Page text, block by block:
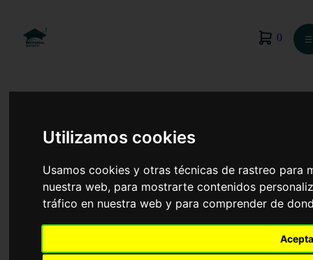
Utilizamos cookies
Usamos cookies y otras técnicas de rastreo para
nuestra web, para mostrarte contenidos
tráfico en nuestra web y para comprender de
0 ☰